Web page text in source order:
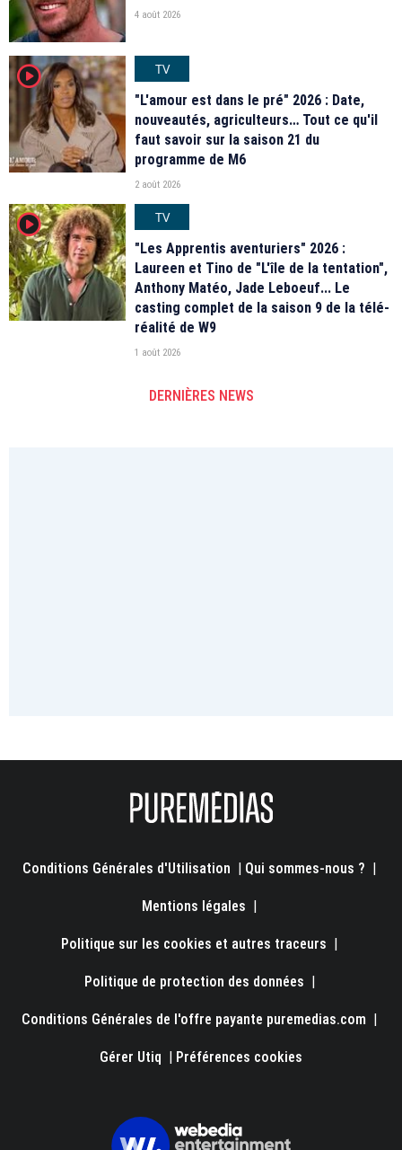
4 août 2026
player2
TV
"L'amour est dans le pré" 2026 : Date,
nouveautés, agriculteurs… Tout ce qu'il
faut savoir sur la saison 21 du
programme de M6
2 août 2026
player2
TV
"Les Apprentis aventuriers" 2026 :
Laureen et Tino de "L'île de la tentation",
Anthony Matéo, Jade Leboeuf... Le
casting complet de la saison 9 de la télé-
réalité de W9
1 août 2026
DERNIÈRES NEWS
Conditions Générales d'Utilisation | Qui sommes-nous ? |
Mentions légales |
Politique sur les cookies et autres traceurs |
Politique de protection des données |
Conditions Générales de l'offre payante puremedias.com |
Gérer Utiq | Préférences cookies